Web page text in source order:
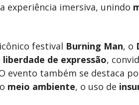
experiência imersiva, unindo
festival Burning Man, o
liberdade de expressão,
evento também se destaca
meio ambiente, o uso de